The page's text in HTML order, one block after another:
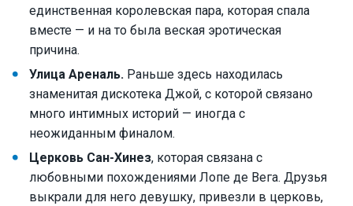
единственная королевская пара, которая спала
вместе — и на то была веская эротическая
причина.
Улица Ареналь. Раньше здесь находилась
знаменитая дискотека Джой, с которой связано
много интимных историй — иногда с
неожиданным финалом.
Церковь Сан-Хинез, которая связана с
любовными похождениями Лопе де Вега. Друзья
выкрали для него девушку, привезли в церковь,